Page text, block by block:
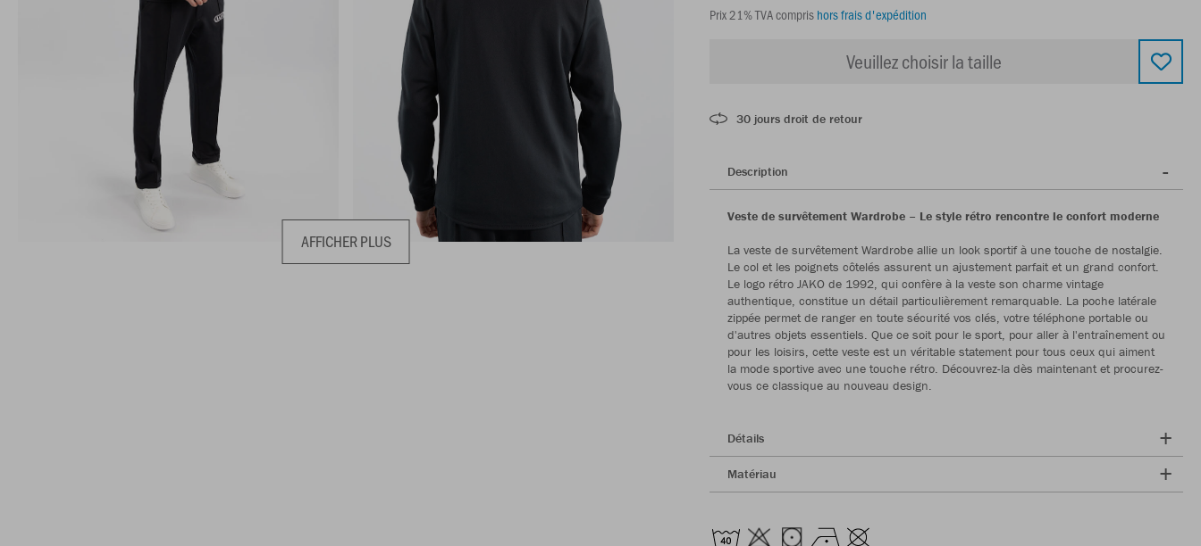
AFFICHER PLUS
Prix 21% TVA compris hors frais d'expédition
Veuillez choisir la taille
30 jours droit de retour
Description
Veste de survêtement Wardrobe – Le style rétro rencontre le confort moderne
La veste de survêtement Wardrobe allie un look sportif à une touche de nostalgie.
Le col et les poignets côtelés assurent un ajustement parfait et un grand confort.
Le logo rétro JAKO de 1992, qui confère à la veste son charme vintage
authentique, constitue un détail particulièrement remarquable. La poche latérale
zippée permet de ranger en toute sécurité vos clés, votre téléphone portable ou
d'autres objets essentiels. Que ce soit pour le sport, pour aller à l'entraînement ou
pour les loisirs, cette veste est un véritable statement pour tous ceux qui aiment
la mode sportive avec une touche rétro. Découvrez-la dès maintenant et procurez-
vous ce classique au nouveau design.
Détails
Matériau